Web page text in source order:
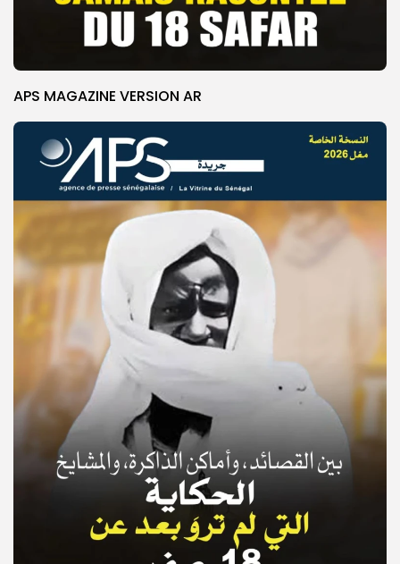
© Copyright 2025, APS
APS MAGAZINE VERSION AR